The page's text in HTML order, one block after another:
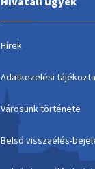
Hírek
Adatkezelési
Városunk története
Belső visszaélés-